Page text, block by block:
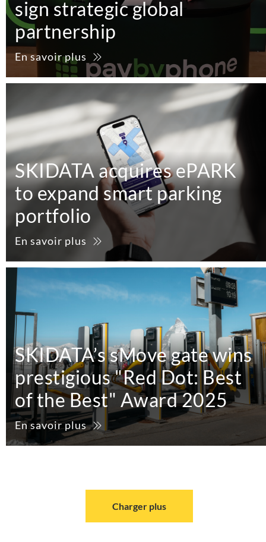
sign strategic global
partnership
En savoir plus
SKIDATA acquires ePARK
to expand smart parking
portfolio
En savoir plus
SKIDATA’s sMove gate wins
prestigious "Red Dot: Best
of the Best" Award 2025
En savoir plus
Charger plus